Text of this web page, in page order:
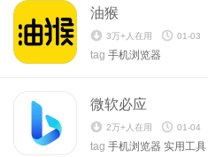
油猴
3万+人在用 01-03
tag 手机浏览器
微软必应
2万+人在用 01-04
tag 手机浏览器 实用工具